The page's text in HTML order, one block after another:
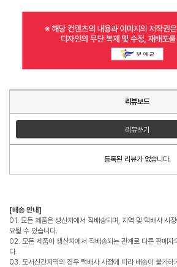
리뷰보드
리뷰쓰기
등록된 리뷰가 없습니다.
[배송 안내]
01. 모든 제품은 생산지에서 직배송되며, 지역 및 택배사 사
요될 수 있습니다.
02. 모든 제품이 생산지에서 직배송되는 관계로 다른 판매자
다.
03. 도서산간지역의 경우 택배사 사정에 따라 배송이 불가하